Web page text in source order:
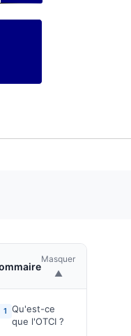
Masquer
▲
1 Qu'est-ce
que l'OTCI ?